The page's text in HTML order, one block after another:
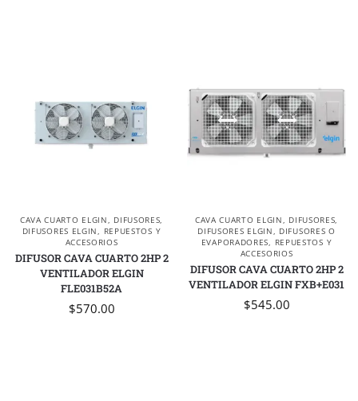
CAVA CUARTO ELGIN, DIFUSORES,
DIFUSORES ELGIN, REPUESTOS Y
ACCESORIOS
DIFUSOR CAVA CUARTO 2HP 2
VENTILADOR ELGIN
FLE031B52A
$570.00
CAVA CUARTO ELGIN, DIFUSORES,
DIFUSORES ELGIN, DIFUSORES O
EVAPORADORES, REPUESTOS Y
ACCESORIOS
DIFUSOR CAVA CUARTO 2HP 2
VENTILADOR ELGIN FXB+E031
$545.00